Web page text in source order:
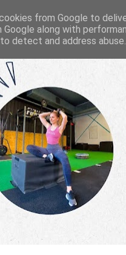
from Google to
Google along with
detect and address abuse.